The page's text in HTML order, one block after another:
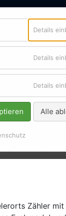
Details
Details
Details
Alle
Unsere
Zähler